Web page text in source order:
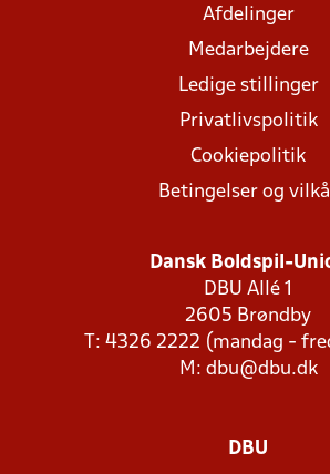
Afdelinger
Medarbejdere
Ledige stillinger
Privatlivspolitik
Cookiepolitik
Betingelser og
Dansk Boldspil-
DBU Allé 1
2605 Brøndby
T: 4326 2222 (mandag -
M: dbu@dbu.dk
DBU